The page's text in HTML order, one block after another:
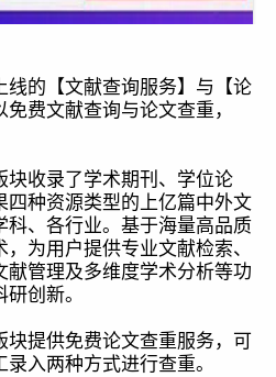
的【文献查询服务】与【论
费文献查询与论文查重，
收录了学术期刊、学位论
四种资源类型的上亿篇中外文
科、各行业。基于海量高品质
为用户提供专业文献检索、
献管理及多维度学术分析等功
创新。
提供免费论文查重服务，可
入两种方式进行查重。